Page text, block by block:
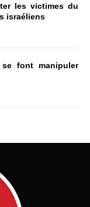
les victimes du
israéliens
se font manipuler